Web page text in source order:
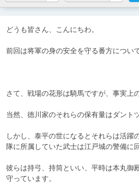
どうも皆さん、こんにちわ。
前回は将軍の身の安全を守る番方につい
さて、戦場の花形は騎馬ですが、事実上
当然、徳川家のそれらの保有量はダント
しかし、泰平の世になるとそれらは活躍
隊に所属していた武士は江戸城の警備に
彼らは持弓、持筒といい、平時は本丸御
守っています。